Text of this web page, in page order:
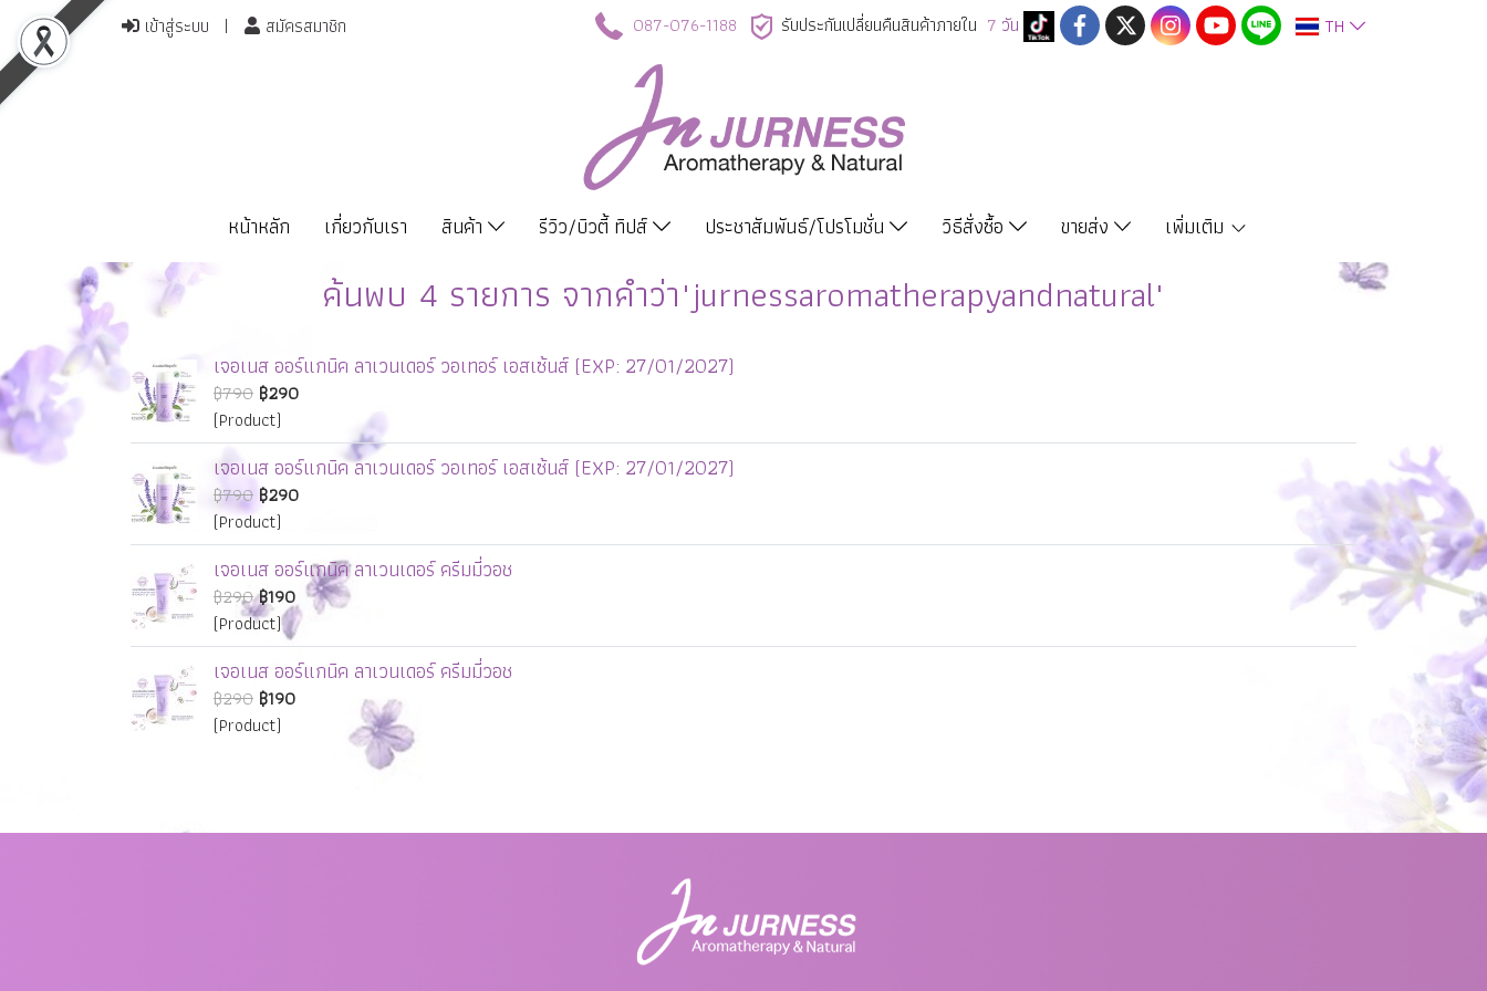
เข้าสู่ระบบ สมัครสมาชิก 087-076-1188 รับประกันเปลี่ยนคืนสินค้าภายใน 7 วัน TH
หน้าหลัก เกี่ยวกับเรา สินค้า รีวิว/บิวตี้ ทิปส์ ประชาสัมพันธ์/โปรโมชั่น วิธีสั่งซื้อ ขายส่ง เพิ่มเติม
ค้นพบ 4 รายการ จากคำว่า"jurnessaromatherapyandnatural"
เจอเนส ออร์แกนิค ลาเวนเดอร์ วอเทอร์ เอสเซ้นส์ (EXP: 27/01/2027)
฿790 ฿290
(Product)
เจอเนส ออร์แกนิค ลาเวนเดอร์ วอเทอร์ เอสเซ้นส์ (EXP: 27/01/2027)
฿790 ฿290
(Product)
เจอเนส ออร์แกนิค ลาเวนเดอร์ ครีมมี่วอช
฿290 ฿190
(Product)
เจอเนส ออร์แกนิค ลาเวนเดอร์ ครีมมี่วอช
฿290 ฿190
(Product)